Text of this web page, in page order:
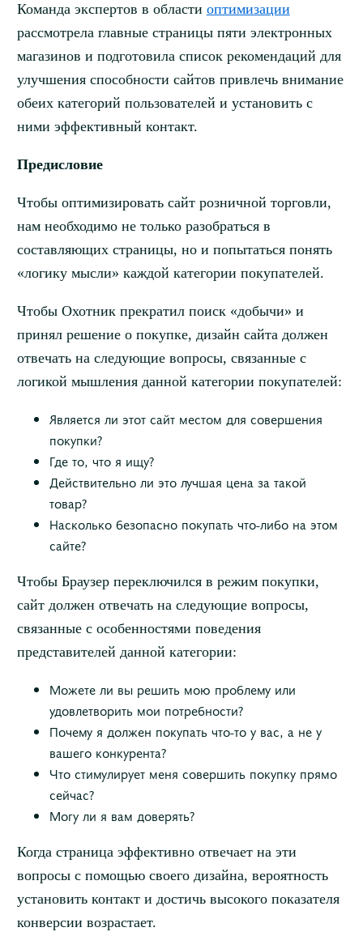
Команда экспертов в области оптимизации
рассмотрела главные страницы пяти электронных
магазинов и подготовила список рекомендаций для
улучшения способности сайтов привлечь внимание
обеих категорий пользователей и установить с
ними эффективный контакт.
Предисловие
Чтобы оптимизировать сайт розничной торговли,
нам необходимо не только разобраться в
составляющих страницы, но и попытаться понять
«логику мысли» каждой категории покупателей.
Чтобы Охотник прекратил поиск «добычи» и
принял решение о покупке, дизайн сайта должен
отвечать на следующие вопросы, связанные с
логикой мышления данной категории покупателей:
Является ли этот сайт местом для совершения
покупки?
Где то, что я ищу?
Действительно ли это лучшая цена за такой
товар?
Насколько безопасно покупать что-либо на этом
сайте?
Чтобы Браузер переключился в режим покупки,
сайт должен отвечать на следующие вопросы,
связанные с особенностями поведения
представителей данной категории:
Можете ли вы решить мою проблему или
удовлетворить мои потребности?
Почему я должен покупать что-то у вас, а не у
вашего конкурента?
Что стимулирует меня совершить покупку прямо
сейчас?
Могу ли я вам доверять?
Когда страница эффективно отвечает на эти
вопросы с помощью своего дизайна, вероятность
установить контакт и достичь высокого показателя
конверсии возрастает.